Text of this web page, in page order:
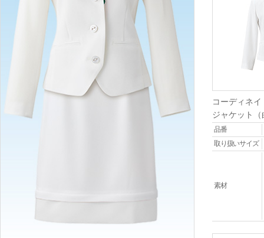
コーディネ
ジャケット（
品番
取り扱いサイズ
素材